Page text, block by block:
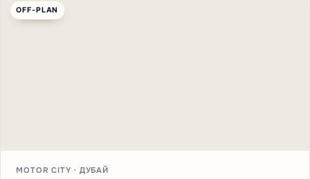
OFF-PLAN
MOTOR CITY · ДУБАЙ